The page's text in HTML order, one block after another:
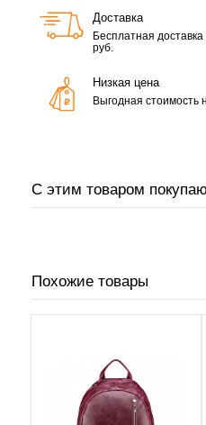
Доставка
Бесплатная
руб.
Низкая цена
Выгодная стоимость
С этим товаром
Похожие товары